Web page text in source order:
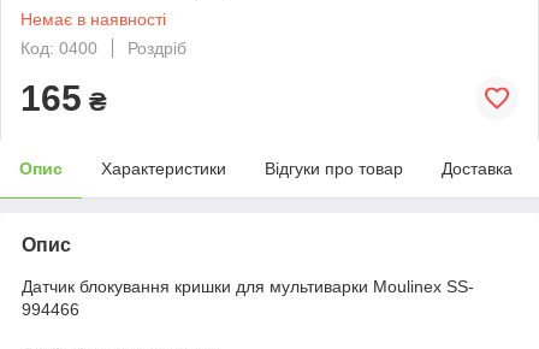
Немає в наявності
Код: 0400
Роздріб
165 ₴
Опис Характеристики Відгуки про товар Доставка
Опис
Датчик блокування кришки для мультиварки Moulinex SS-
994466